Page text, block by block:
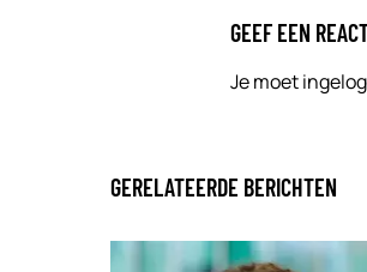
GEEF EEN
Je moet
GERELATEERDE BERICHTEN